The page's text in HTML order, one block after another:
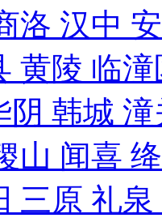
洛 汉中
黄陵 临
阴 韩城
山 闻喜
三原 礼